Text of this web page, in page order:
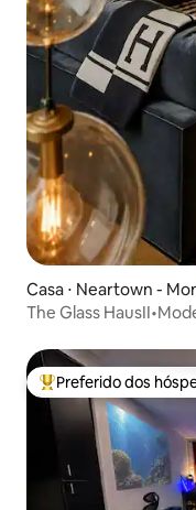
Casa ⋅ Neartown -
The Glass
Entre os melhores
Preferido dos